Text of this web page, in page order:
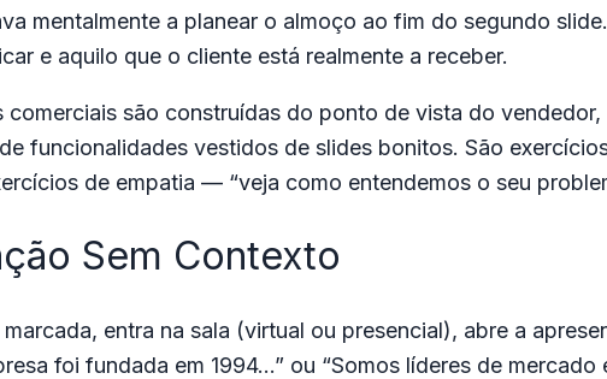
mentalmente a planear o almoço ao fim do segundo
e aquilo que o cliente está realmente a receber.
são construídas do ponto de vista do
funcionalidades vestidos de slides bonitos. São
de empatia — “veja como entendemos o seu
Sem Contexto
entra na sala (virtual ou presencial), abre a
foi fundada em 1994…” ou “Somos líderes de mercado